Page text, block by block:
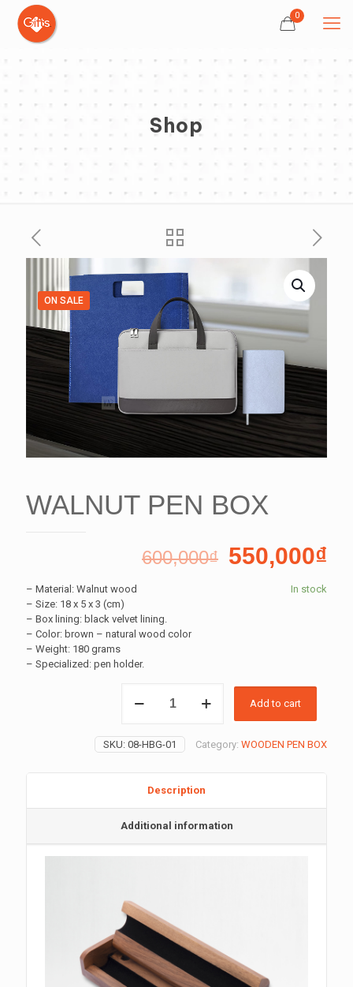
0
Shop
ON SALE
WALNUT PEN BOX
600,000₫ 550,000₫
– Material: Walnut wood
– Size: 18 x 5 x 3 (cm)
– Box lining: black velvet lining.
– Color: brown – natural wood color
– Weight: 180 grams
– Specialized: pen holder.
In stock
PEN
quantity
Add to cart
SKU: 08-HBG-01 Category: WOODEN PEN BOX
Description
Additional information